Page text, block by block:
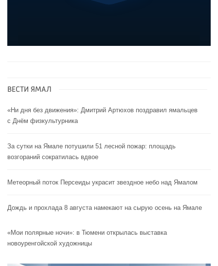
ВЕСТИ ЯМАЛ
«Ни дня без движения»: Дмитрий Артюхов поздравил ямальцев
с Днём физкультурника
За сутки на Ямале потушили 51 лесной пожар: площадь
возгораний сократилась вдвое
Метеорный поток Персеиды украсит звездное небо над Ямалом
Дождь и прохлада 8 августа намекают на сырую осень на Ямале
«Мои полярные ночи»: в Тюмени открылась выставка
новоуренгойской художницы